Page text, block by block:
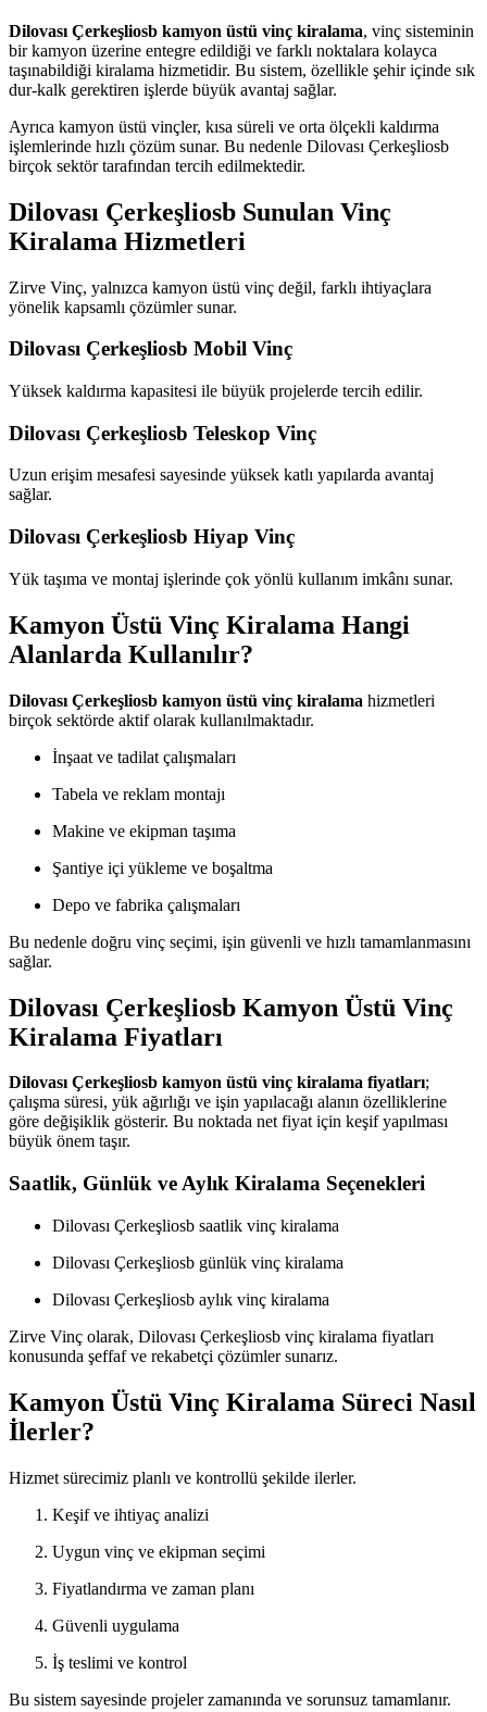
Dilovası Çerkeşliosb kamyon üstü vinç kiralama, vinç sisteminin
bir kamyon üzerine entegre edildiği ve farklı noktalara kolayca
taşınabildiği kiralama hizmetidir. Bu sistem, özellikle şehir içinde sık
dur-kalk gerektiren işlerde büyük avantaj sağlar.
Ayrıca kamyon üstü vinçler, kısa süreli ve orta ölçekli kaldırma
işlemlerinde hızlı çözüm sunar. Bu nedenle Dilovası Çerkeşliosb
birçok sektör tarafından tercih edilmektedir.
Dilovası Çerkeşliosb Sunulan Vinç
Kiralama Hizmetleri
Zirve Vinç, yalnızca kamyon üstü vinç değil, farklı ihtiyaçlara
yönelik kapsamlı çözümler sunar.
Dilovası Çerkeşliosb Mobil Vinç
Yüksek kaldırma kapasitesi ile büyük projelerde tercih edilir.
Dilovası Çerkeşliosb Teleskop Vinç
Uzun erişim mesafesi sayesinde yüksek katlı yapılarda avantaj
sağlar.
Dilovası Çerkeşliosb Hiyap Vinç
Yük taşıma ve montaj işlerinde çok yönlü kullanım imkânı sunar.
Kamyon Üstü Vinç Kiralama Hangi
Alanlarda Kullanılır?
Dilovası Çerkeşliosb kamyon üstü vinç kiralama hizmetleri
birçok sektörde aktif olarak kullanılmaktadır.
İnşaat ve tadilat çalışmaları
Tabela ve reklam montajı
Makine ve ekipman taşıma
Şantiye içi yükleme ve boşaltma
Depo ve fabrika çalışmaları
Bu nedenle doğru vinç seçimi, işin güvenli ve hızlı tamamlanmasını
sağlar.
Dilovası Çerkeşliosb Kamyon Üstü Vinç
Kiralama Fiyatları
Dilovası Çerkeşliosb kamyon üstü vinç kiralama fiyatları;
çalışma süresi, yük ağırlığı ve işin yapılacağı alanın özelliklerine
göre değişiklik gösterir. Bu noktada net fiyat için keşif yapılması
büyük önem taşır.
Saatlik, Günlük ve Aylık Kiralama Seçenekleri
Dilovası Çerkeşliosb saatlik vinç kiralama
Dilovası Çerkeşliosb günlük vinç kiralama
Dilovası Çerkeşliosb aylık vinç kiralama
Zirve Vinç olarak, Dilovası Çerkeşliosb vinç kiralama fiyatları
konusunda şeffaf ve rekabetçi çözümler sunarız.
Kamyon Üstü Vinç Kiralama Süreci Nasıl
İlerler?
Hizmet sürecimiz planlı ve kontrollü şekilde ilerler.
Keşif ve ihtiyaç analizi
Uygun vinç ve ekipman seçimi
Fiyatlandırma ve zaman planı
Güvenli uygulama
İş teslimi ve kontrol
Bu sistem sayesinde projeler zamanında ve sorunsuz tamamlanır.